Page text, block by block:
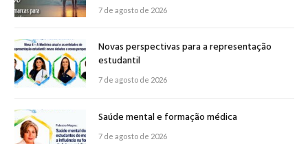
7 de agosto de 2026
Novas perspectivas para a representação
estudantil
7 de agosto de 2026
Saúde mental e formação médica
7 de agosto de 2026